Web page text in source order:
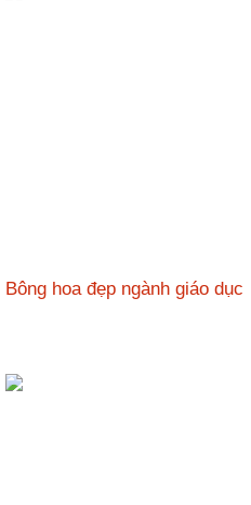
Bông hoa đẹp ngành giáo dục